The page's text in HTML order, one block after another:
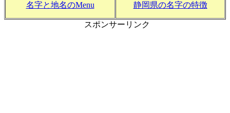
名字と地名のMenu 静岡県の名字の特徴
スポンサーリンク